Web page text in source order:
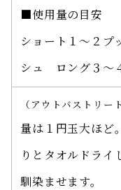
■使用量の目安
ショート１〜２
シュ ロング３〜
（アウトバストリー
量は１円玉大ほど
りとタオルドライ
馴染ませます。